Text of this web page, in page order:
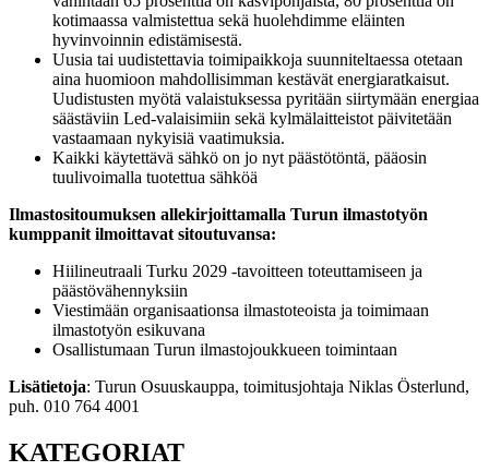
kotimaassa valmistettua sekä huolehdimme eläinten
hyvinvoinnin edistämisestä.
Uusia tai uudistettavia toimipaikkoja suunniteltaessa otetaan
aina huomioon mahdollisimman kestävät energiaratkaisut.
Uudistusten myötä valaistuksessa pyritään siirtymään energiaa
säästäviin Led-valaisimiin sekä kylmälaitteistot päivitetään
vastaamaan nykyisiä vaatimuksia.
Kaikki käytettävä sähkö on jo nyt päästötöntä, pääosin
tuulivoimalla tuotettua sähköä
Ilmastositoumuksen allekirjoittamalla Turun ilmastotyön
kumppanit ilmoittavat sitoutuvansa:
Hiilineutraali Turku 2029 -tavoitteen toteuttamiseen ja
päästövähennyksiin
Viestimään organisaationsa ilmastoteoista ja toimimaan
ilmastotyön esikuvana
Osallistumaan Turun ilmastojoukkueen toimintaan
Lisätietoja: Turun Osuuskauppa, toimitusjohtaja Niklas Österlund,
puh. 010 764 4001
KATEGORIAT